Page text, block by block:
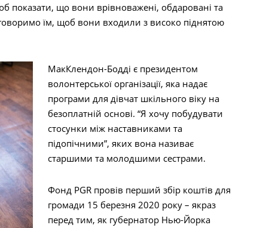
що вони врівноважені, обдаровані та
їм, щоб вони входили з високо піднятою
МакКлендон-Бодді є президентом
волонтерської організації, яка надає
програми для дівчат шкільного віку на
безоплатній основі. “Я хочу побудувати
стосунки між наставниками та
підопічними”, яких вона називає
старшими та молодшими сестрами.
Фонд PGR провів перший збір коштів для
громади 15 березня 2020 року – якраз
перед тим, як губернатор Нью-Йорка